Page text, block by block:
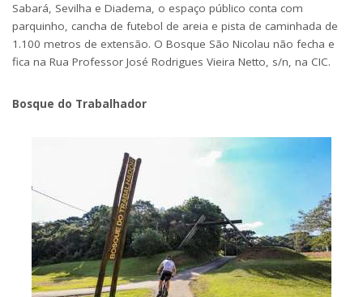
Sabará, Sevilha e Diadema, o espaço público conta com
parquinho, cancha de futebol de areia e pista de caminhada de
1.100 metros de extensão. O Bosque São Nicolau não fecha e
fica na Rua Professor José Rodrigues Vieira Netto, s/n, na CIC.
Bosque do Trabalhador